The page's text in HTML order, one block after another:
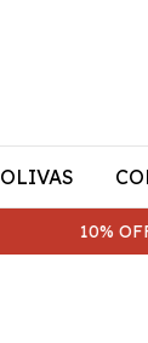
OLIVAS
10% OFF